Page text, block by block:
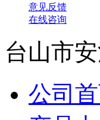
意见反馈
在线咨询
台山市
公司